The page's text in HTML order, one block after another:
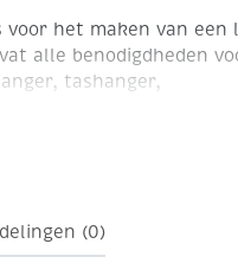
het maken van een
alle benodigdheden
tashanger,
(0)